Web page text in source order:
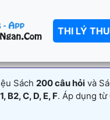
THI LÝ
Sách 200 câu hỏi và
B2, C, D, E, F. Áp dụng từ